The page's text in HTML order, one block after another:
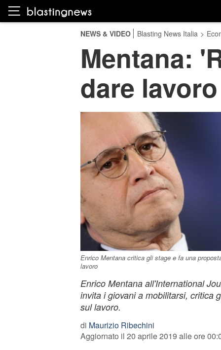
NEWS & VIDEO Blasting News Italia >
Mentana:
dare
Enrico Mentana critica gli stage e fa una
lavoro
Enrico Mentana all'International
invita i giovani a mobilitarsi, critica
sul lavoro.
di Maurizio Ribechini
Aggiornato il 20 aprile 2019 alle ore